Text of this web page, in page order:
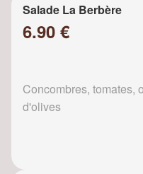
Salade La Berbère
6.90 €
Concombres, tomates,
d'olives